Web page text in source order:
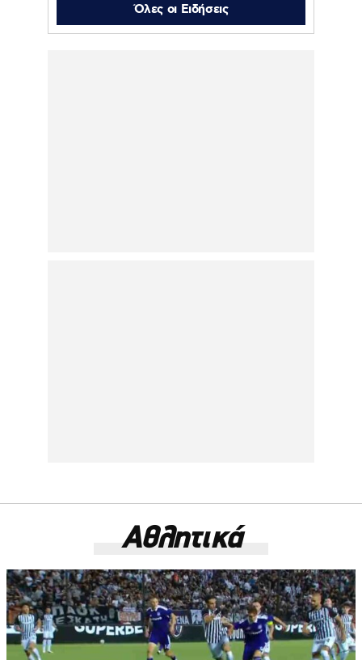
Όλες οι Ειδήσεις
Αθλητικά